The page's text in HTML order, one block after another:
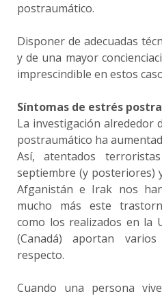
postraumático.
Disponer de adecuadas
y de una mayor
imprescindible en estos
Síntomas de estrés
La investigación alrededor
postraumático ha
Así, atentados
septiembre (y posteriores)
Afganistán e Irak nos
mucho más este
como los realizados en la
(Canadá) aportan
respecto.
Cuando una persona